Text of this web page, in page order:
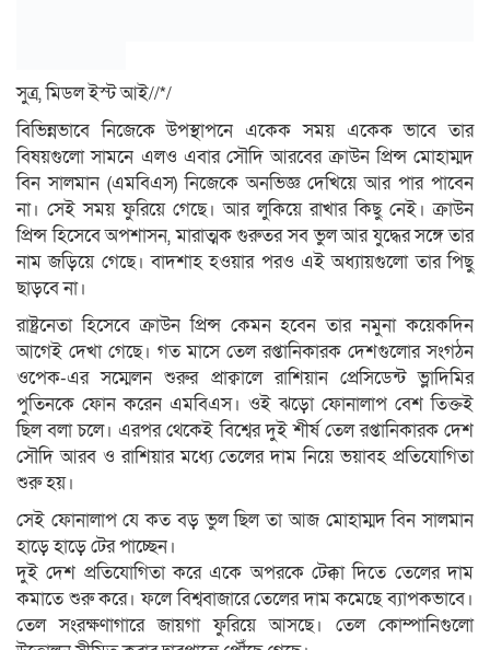
সুত্র, মিডল ইস্ট আই//*/
বিভিন্নভাবে নিজেকে উপস্থাপনে একেক সময় একেক ভাবে তার
বিষয়গুলো সামনে এলও এবার সৌদি আরবের ক্রাউন প্রিন্স মোহাম্মদ
বিন সালমান (এমবিএস) নিজেকে অনভিজ্ঞ দেখিয়ে আর পার পাবেন
না। সেই সময় ফুরিয়ে গেছে। আর লুকিয়ে রাখার কিছু নেই। ক্রাউন
প্রিন্স হিসেবে অপশাসন, মারাত্মক গুরুতর সব ভুল আর যুদ্ধের সঙ্গে তার
নাম জড়িয়ে গেছে। বাদশাহ হওয়ার পরও এই অধ্যায়গুলো তার পিছু
ছাড়বে না।
রাষ্ট্রনেতা হিসেবে ক্রাউন প্রিন্স কেমন হবেন তার নমুনা কয়েকদিন
আগেই দেখা গেছে। গত মাসে তেল রপ্তানিকারক দেশগুলোর সংগঠন
ওপেক-এর সম্মেলন শুরুর প্রাক্বালে রাশিয়ান প্রেসিডেন্ট ভ্লাদিমির
পুতিনকে ফোন করেন এমবিএস। ওই ঝড়ো ফোনালাপ বেশ তিক্তই
ছিল বলা চলে। এরপর থেকেই বিশ্বের দুই শীর্ষ তেল রপ্তানিকারক দেশ
সৌদি আরব ও রাশিয়ার মধ্যে তেলের দাম নিয়ে ভয়াবহ প্রতিযোগিতা
শুরু হয়।
সেই ফোনালাপ যে কত বড় ভুল ছিল তা আজ মোহাম্মদ বিন সালমান
হাড়ে হাড়ে টের পাচ্ছেন।
দুই দেশ প্রতিযোগিতা করে একে অপরকে টেক্কা দিতে তেলের দাম
কমাতে শুরু করে। ফলে বিশ্ববাজারে তেলের দাম কমেছে ব্যাপকভাবে।
তেল সংরক্ষণাগারে জায়গা ফুরিয়ে আসছে। তেল কোম্পানিগুলো